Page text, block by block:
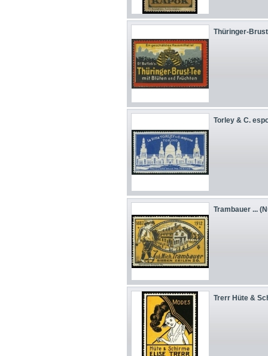
Thüringer-
Torley & C.
Trambauer ...
Trerr Hüte &